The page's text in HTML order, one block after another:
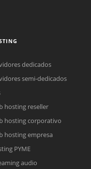
online.
Complete el formulario
dedicados
semi-dedicados
hosting reseller
hosting corporativo
hosting empresa
PYME
audio